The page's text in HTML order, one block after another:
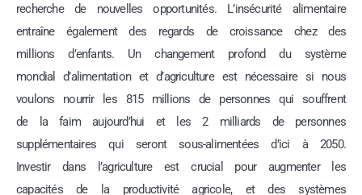
recherche de nouvelles opportunités. L’insécurité alimentaire
entraîne également des regards de croissance chez des
millions d’enfants. Un changement profond du système
mondial d’alimentation et d’agriculture est nécessaire si nous
voulons nourrir les 815 millions de personnes qui souffrent
de la faim aujourd’hui et les 2 milliards de personnes
supplémentaires qui seront sous-alimentées d’ici à 2050.
Investir dans l’agriculture est crucial pour augmenter les
capacités de la productivité agricole, et des systèmes